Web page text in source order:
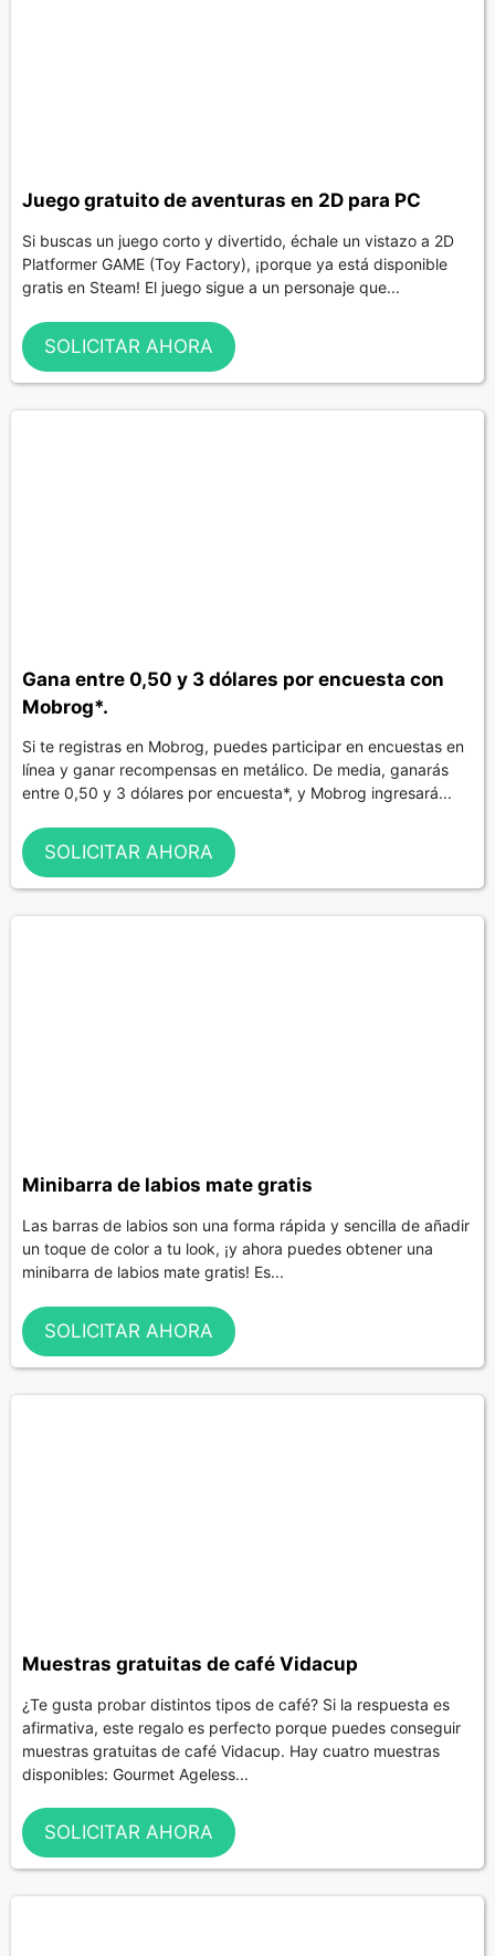
Juego gratuito de aventuras en 2D para PC
Si buscas un juego corto y divertido, échale un vistazo a 2D
Platformer GAME (Toy Factory), ¡porque ya está disponible
gratis en Steam! El juego sigue a un personaje que...
SOLICITAR AHORA
Gana entre 0,50 y 3 dólares por encuesta con
Mobrog*.
Si te registras en Mobrog, puedes participar en encuestas en
línea y ganar recompensas en metálico. De media, ganarás
entre 0,50 y 3 dólares por encuesta*, y Mobrog ingresará...
SOLICITAR AHORA
Minibarra de labios mate gratis
Las barras de labios son una forma rápida y sencilla de añadir
un toque de color a tu look, ¡y ahora puedes obtener una
minibarra de labios mate gratis! Es...
SOLICITAR AHORA
Muestras gratuitas de café Vidacup
¿Te gusta probar distintos tipos de café? Si la respuesta es
afirmativa, este regalo es perfecto porque puedes conseguir
muestras gratuitas de café Vidacup. Hay cuatro muestras
disponibles: Gourmet Ageless...
SOLICITAR AHORA